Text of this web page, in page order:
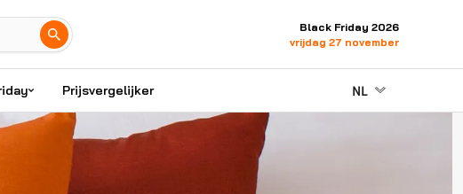
Black Friday 2026
vrijdag 27 november
Prijsvergelijker NL